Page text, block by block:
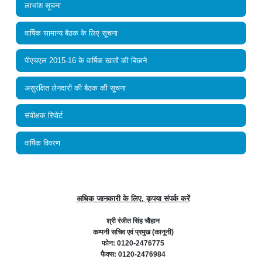
लाभांश सूचना
वार्षिक सामान्य बैठक के लिए सूचना
पीएचएल 2015-16 के वार्षिक खातों की बिछाने
असुरक्षित लेनदारों की बैठक की सूचना
संवीक्षक रिपोर्ट
वार्षिक विवरण
अधिक जानकारी के लिए, कृपया संपर्क करें
श्री रंजीत सिंह चौहान
कम्‍पनी सचिव एवं प्रमुख (कानूनी)
फोन: 0120-2476775
फैक्स: 0120-2476984